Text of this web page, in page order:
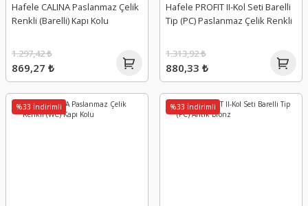
Hafele CALINA Paslanmaz Çelik
Renkli (Barelli) Kapı Kolu
869,27 ₺
1.297,42 ₺
Hafele PROFIT II-Kol Seti Barelli
Tip (PC) Paslanmaz Çelik Renkli
880,33 ₺
1.313,92 ₺
%33 İndirimli %33 İndirimli